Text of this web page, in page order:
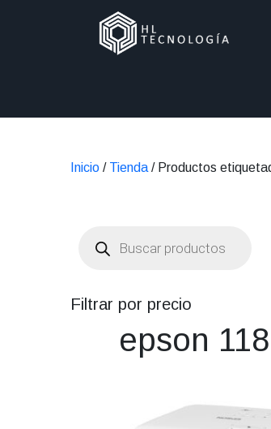
Inicio / Tienda / Productos
productos
Filtrar por precio
epson 118